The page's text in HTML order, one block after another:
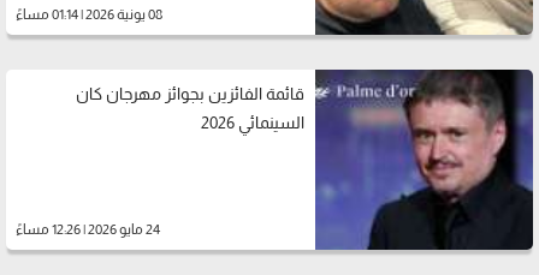
08 يونية 2026 | 01:14 مساءً
قائمة الفائزين بجوائز مهرجان كان
السينمائي 2026
24 مايو 2026 | 12:26 مساءً